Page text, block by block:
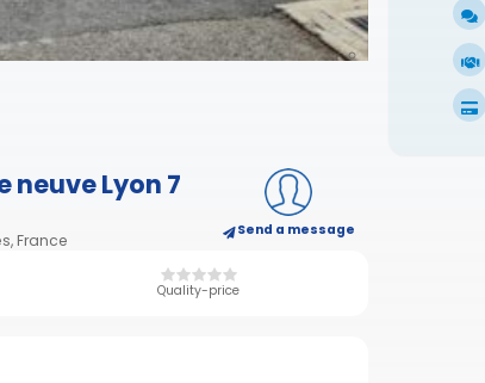
Lyon 7
France Send a message
Quality-price